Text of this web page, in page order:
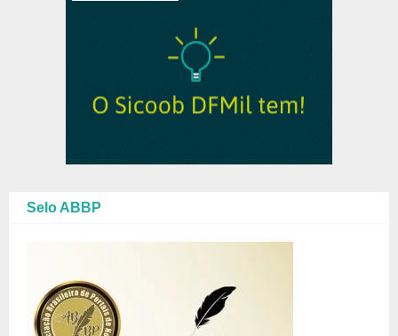
Selo ABBP